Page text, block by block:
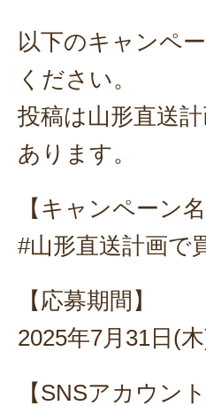
以下のキャンペ
ください。
投稿は山形直送
あります。
【キャンペーン名
#山形直送計画
【応募期間】
2025年7月31日(
【SNSアカウント